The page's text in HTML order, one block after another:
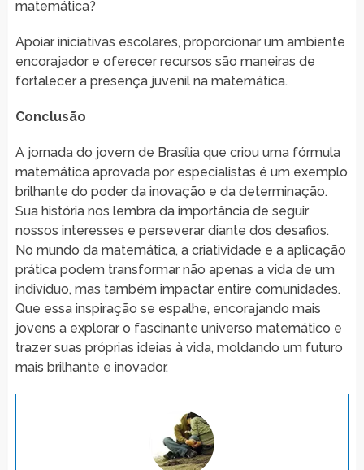
matemática?
Apoiar iniciativas escolares, proporcionar um ambiente
encorajador e oferecer recursos são maneiras de
fortalecer a presença juvenil na matemática.
Conclusão
A jornada do jovem de Brasília que criou uma fórmula
matemática aprovada por especialistas é um exemplo
brilhante do poder da inovação e da determinação.
Sua história nos lembra da importância de seguir
nossos interesses e perseverar diante dos desafios.
No mundo da matemática, a criatividade e a aplicação
prática podem transformar não apenas a vida de um
indivíduo, mas também impactar entire comunidades.
Que essa inspiração se espalhe, encorajando mais
jovens a explorar o fascinante universo matemático e
trazer suas próprias ideias à vida, moldando um futuro
mais brilhante e inovador.